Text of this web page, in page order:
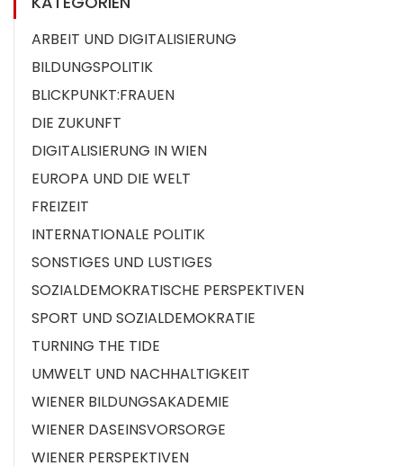
ARBEIT UND DIGITALISIERUNG
BILDUNGSPOLITIK
BLICKPUNKT:FRAUEN
DIE ZUKUNFT
DIGITALISIERUNG IN WIEN
EUROPA UND DIE WELT
FREIZEIT
INTERNATIONALE POLITIK
SONSTIGES UND LUSTIGES
SOZIALDEMOKRATISCHE PERSPEKTIVEN
SPORT UND SOZIALDEMOKRATIE
TURNING THE TIDE
UMWELT UND NACHHALTIGKEIT
WIENER BILDUNGSAKADEMIE
WIENER DASEINSVORSORGE
WIENER PERSPEKTIVEN